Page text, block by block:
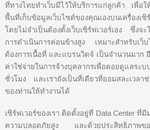
ที่ทางไทยทำเว็บมีไว้ให้บริการแก่ลูกค้า เพื่อ
พื้นที่เก็บข้อมูลเว็บไซต์ของคุณเองบนเครื่องเซิร์
โดยไม่จำเป็นต้องตั้งเว็บเซิร์ฟเวอร์เอง ซึ่งจะ
การดำเนินการค่อนข้างสูง เหมาะสำหรับเว็
ต้องการเนื้อที่ และแบรนวิดจ์ เป็นจำนวนมาก
ค่าใช่จ่ายในการจ้างบุคลากรเพื่อคอยดูแล
ชั่วโมง และเรายังเป็นที่เดียวที่ยอมสละเวลา
ของท่านให้ทำงานได้
เซิร์ฟเวอร์ของเรา ติดตั้งอยู่ที่ Data Center ที่
ความปลอดภัยสูง และด้วยประสิทธิภาพขอ